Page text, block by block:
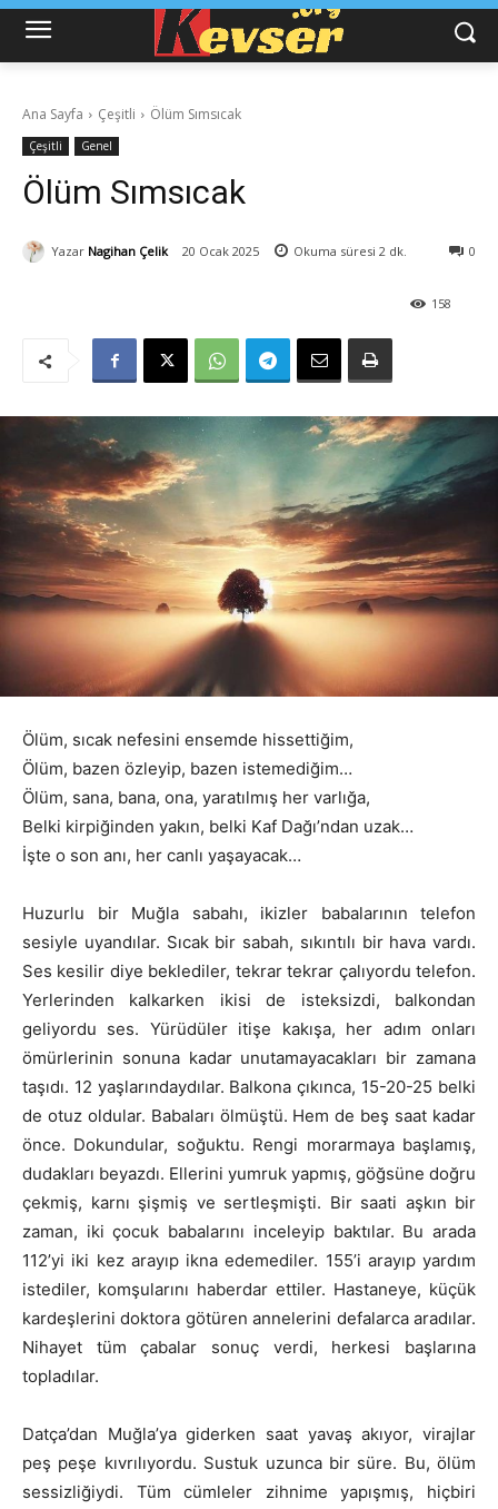
Ana Sayfa Çeşitli Ölüm Sımsıcak
Çeşitli Genel
Ölüm Sımsıcak
Yazar Nagihan Çelik 20 Ocak 2025 Okuma süresi 2 dk. 0
158
Ölüm, sıcak nefesini ensemde hissettiğim,
Ölüm, bazen özleyip, bazen istemediğim…
Ölüm, sana, bana, ona, yaratılmış her varlığa,
Belki kirpiğinden yakın, belki Kaf Dağı’ndan uzak…
İşte o son anı, her canlı yaşayacak…
Huzurlu bir Muğla sabahı, ikizler babalarının telefon
sesiyle uyandılar. Sıcak bir sabah, sıkıntılı bir hava vardı.
Ses kesilir diye beklediler, tekrar tekrar çalıyordu telefon.
Yerlerinden kalkarken ikisi de isteksizdi, balkondan
geliyordu ses. Yürüdüler itişe kakışa, her adım onları
ömürlerinin sonuna kadar unutamayacakları bir zamana
taşıdı. 12 yaşlarındaydılar. Balkona çıkınca, 15-20-25 belki
de otuz oldular. Babaları ölmüştü. Hem de beş saat kadar
önce. Dokundular, soğuktu. Rengi morarmaya başlamış,
dudakları beyazdı. Ellerini yumruk yapmış, göğsüne doğru
çekmiş, karnı şişmiş ve sertleşmişti. Bir saati aşkın bir
zaman, iki çocuk babalarını inceleyip baktılar. Bu arada
112’yi iki kez arayıp ikna edemediler. 155’i arayıp yardım
istediler, komşularını haberdar ettiler. Hastaneye, küçük
kardeşlerini doktora götüren annelerini defalarca aradılar.
Nihayet tüm çabalar sonuç verdi, herkesi başlarına
topladılar.
Datça’dan Muğla’ya giderken saat yavaş akıyor, virajlar
peş peşe kıvrılıyordu. Sustuk uzunca bir süre. Bu, ölüm
sessizliğiydi. Tüm cümleler zihnime yapışmış, hiçbiri